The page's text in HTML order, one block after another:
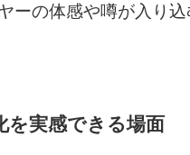
ーの体感や噂が入り
を実感できる場面